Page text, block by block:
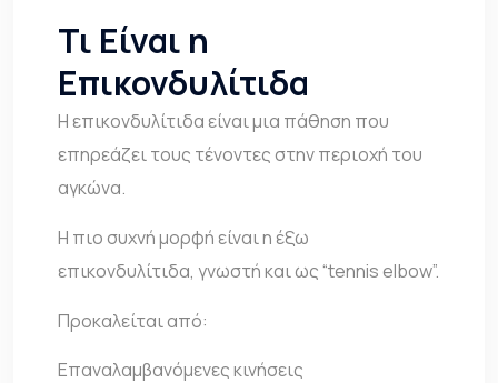
Τι Είναι η
Επικονδυλίτιδα
Η επικονδυλίτιδα είναι μια πάθηση που
επηρεάζει τους τένοντες στην περιοχή του
αγκώνα.
Η πιο συχνή μορφή είναι η έξω
επικονδυλίτιδα, γνωστή και ως “tennis elbow”.
Προκαλείται από:
Επαναλαμβανόμενες κινήσεις